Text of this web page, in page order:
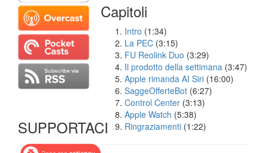
SUPPORTACI
Capitoli
Intro (1:34)
La PEC (3:15)
FU Reolink Duo (3:29)
Il prodotto della settimana (3:47)
Apple rimanda AI Siri (16:00)
SaggeOfferteBot (6:27)
Control Center (3:13)
Apple Watch (5:38)
Ringraziamenti (1:22)